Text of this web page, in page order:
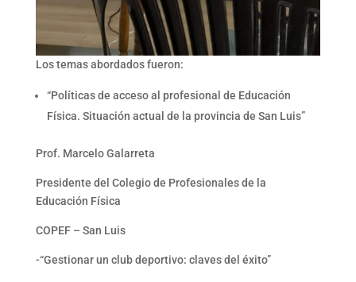
Los temas abordados fueron:
“Políticas de acceso al profesional de Educación
Física. Situación actual de la provincia de San Luis”
Prof. Marcelo Galarreta
Presidente del Colegio de Profesionales de la
Educación Física
COPEF – San Luis
-“Gestionar un club deportivo: claves del éxito”